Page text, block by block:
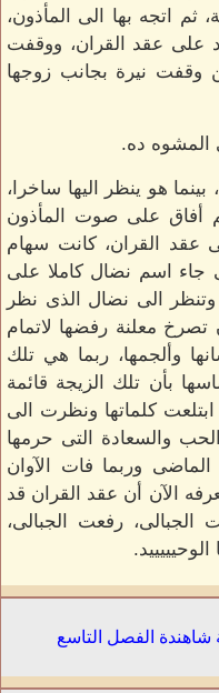
ثم اتجه بها الى المأذون،
على عقد القران، ووقفت
وقفت نيرة بجانب زوجها
ده.
هو ينظر اليها ساخرا،
أفاق على صوت المأذون
عقد القران، كانت سهام
جاء اسم نضال كاملا على
الى نضال الذى نظر
تصرخ معلنة رفضها لاتمام
وألجمها، ربما هي تلك
بأن تلك الزيجة قائمة
كلماتها ونظرت الى
والسعادة التى حرمها
وربما فات الآوان
الآن أن عقد القران قد
رفعت الجبالى،
شاهندة الفصل التاسع